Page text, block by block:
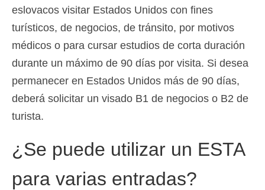
eslovacos visitar Estados Unidos con fines
turísticos, de negocios, de tránsito, por motivos
médicos o para cursar estudios de corta duración
durante un máximo de 90 días por visita. Si desea
permanecer en Estados Unidos más de 90 días,
deberá solicitar un visado B1 de negocios o B2 de
turista.
¿Se puede utilizar un ESTA
para varias entradas?